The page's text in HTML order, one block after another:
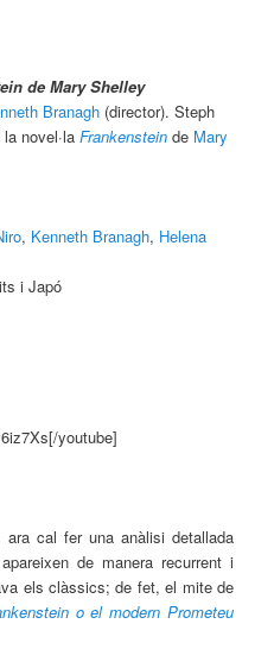
de Mary Shelley
Branagh(director). Steph
novel·la Frankensteinde Mary
, Kenneth Branagh, Helena
i Japó
youtube]
ara cal fer una anàlisi detallada
de manera recurrent i
els clàssics; de fet, el mite de
o el modern Prometeu